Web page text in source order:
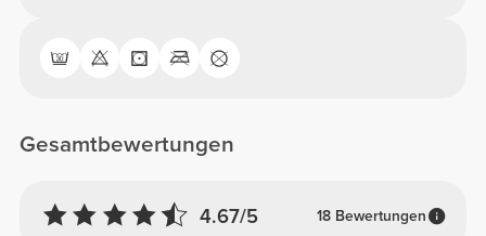
Gesamtbewertungen
4.67/5 18 Bewertungen